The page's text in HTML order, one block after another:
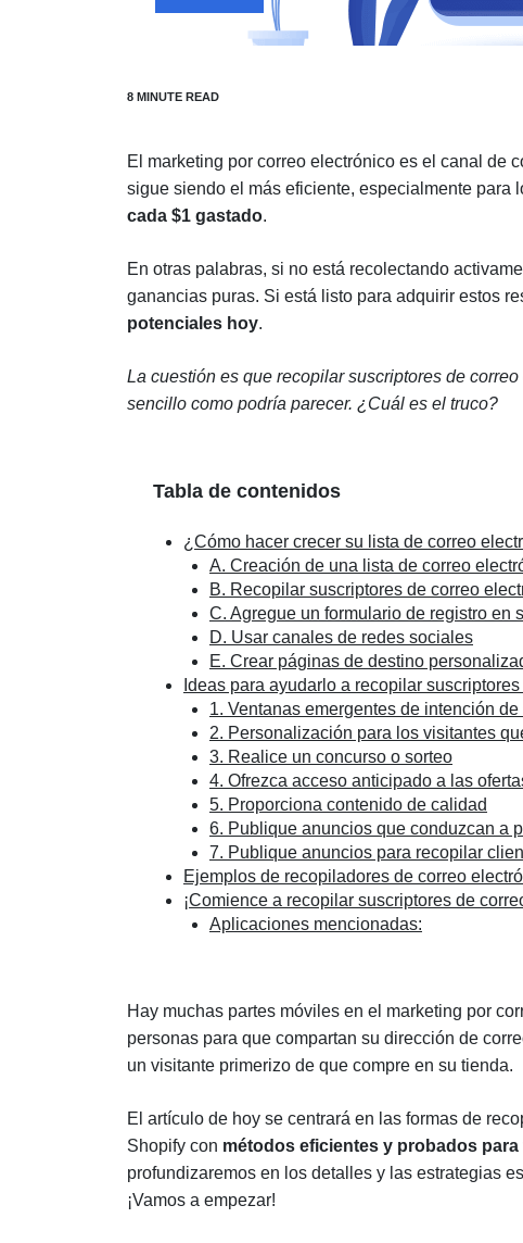
El marketing por correo electrónico es el canal de
sigue siendo el más eficiente, especialmente para
cada $1 gastado.
En otras palabras, si no está recolectando
ganancias puras. Si está listo para adquirir estos
potenciales hoy.
La cuestión es que recopilar suscriptores de
sencillo como podría parecer. ¿Cuál es el truco?
Tabla de contenidos
¿Cómo hacer crecer su lista de correo
A. Creación de una lista de correo
B. Recopilar suscriptores de correo
C. Agregue un formulario de registro en
D. Usar canales de redes sociales
E. Crear páginas de destino
Ideas para ayudarlo a recopilar
1. Ventanas emergentes de intención de
2. Personalización para los visitantes
3. Realice un concurso o sorteo
4. Ofrezca acceso anticipado a las
5. Proporciona contenido de calidad
6. Publique anuncios que conduzcan a
7. Publique anuncios para recopilar
Ejemplos de recopiladores de correo
¡Comience a recopilar suscriptores de
Aplicaciones mencionadas:
Hay muchas partes móviles en el marketing por
personas para que compartan su dirección de
un visitante primerizo de que compre en su tienda.
El artículo de hoy se centrará en las formas de
Shopify con métodos eficientes y probados para
profundizaremos en los detalles y las estrategias
¡Vamos a empezar!